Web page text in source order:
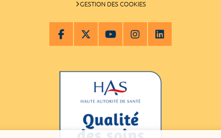
GESTION DES COOKIES